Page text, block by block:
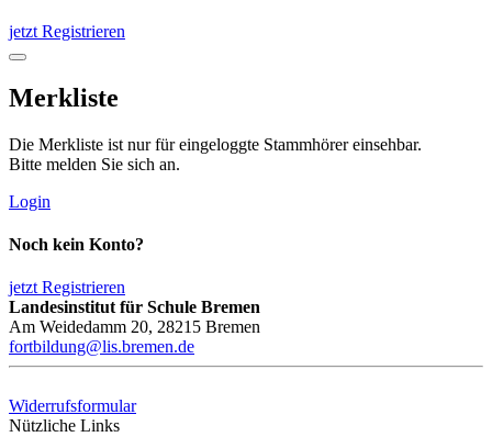
jetzt Registrieren
Merkliste
Die Merkliste ist nur für eingeloggte Stammhörer einsehbar.
Bitte melden Sie sich an.
Login
Noch kein Konto?
jetzt Registrieren
Landesinstitut für Schule Bremen
Am Weidedamm 20, 28215 Bremen
fortbildung@lis.bremen.de
Widerrufsformular
Nützliche Links